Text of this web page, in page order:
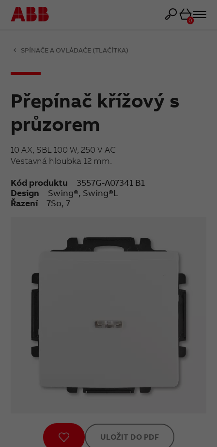
Košík
0
SPÍNAČE A OVLÁDAČE (TLAČÍTKA)
Přepínač křížový s
průzorem
10 AX, SBL 100 W, 250 V AC
Vestavná hloubka 12 mm.
Kód produktu
3557G-A07341 B1
Design
Swing®, Swing®L
Řazení
7So, 7
ULOŽIT DO PDF